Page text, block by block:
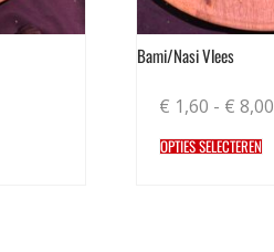
Bami/Nasi Vlees
€ 1,60 - € 8,00
OPTIES SELECTEREN